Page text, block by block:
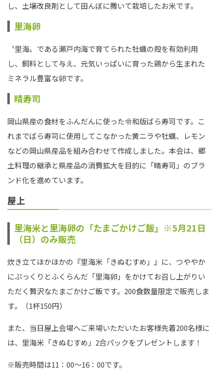
し、土壌改良剤として田んぼに撒いて栽培したお米です。
里海卵
〝里海〟である瀬戸内海で育てられた牡蠣の殻を有効利用
し、飼料として与え、元気いっぱいに育った鶏から生まれた
ミネラル豊富な卵です。
晴寿司
岡山県産の食材をふんだんに使った令和版ばら寿司です。こ
れまでばら寿司に使用してこなかった黄ニラや牡蠣、レモン
などの岡山県産品を組み合わせて作成しました。本会は、郷
土料理の継承と県産品の消費拡大を目的に「晴寿司」のブラ
ンド化を進めています。
屋上
里海米と里海卵の「たまごかけご飯」※5月21日
（日）のみ販売
炊き立てほかほかの『里海米「きぬむすめ」』に、つややか
にぷっくりとふくらんだ「里海卵」をかけてお召し上がりい
ただく贅沢なたまごかけご飯です。200食数量限定で販売しま
す。（1杯150円）
また、当日屋上会場へご来場いただいたお客様先着200名様に
は、里海米「きぬむすめ」2合パックをプレゼントします！
※販売時間は11：00～16：00です。